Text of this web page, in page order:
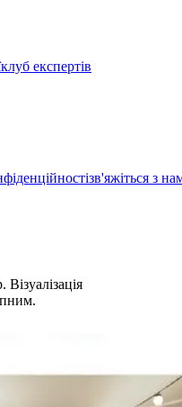
клуб експертів
зв'яжіться з